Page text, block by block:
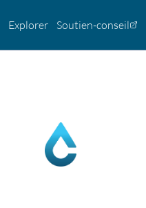
Explorer Soutien-conseil